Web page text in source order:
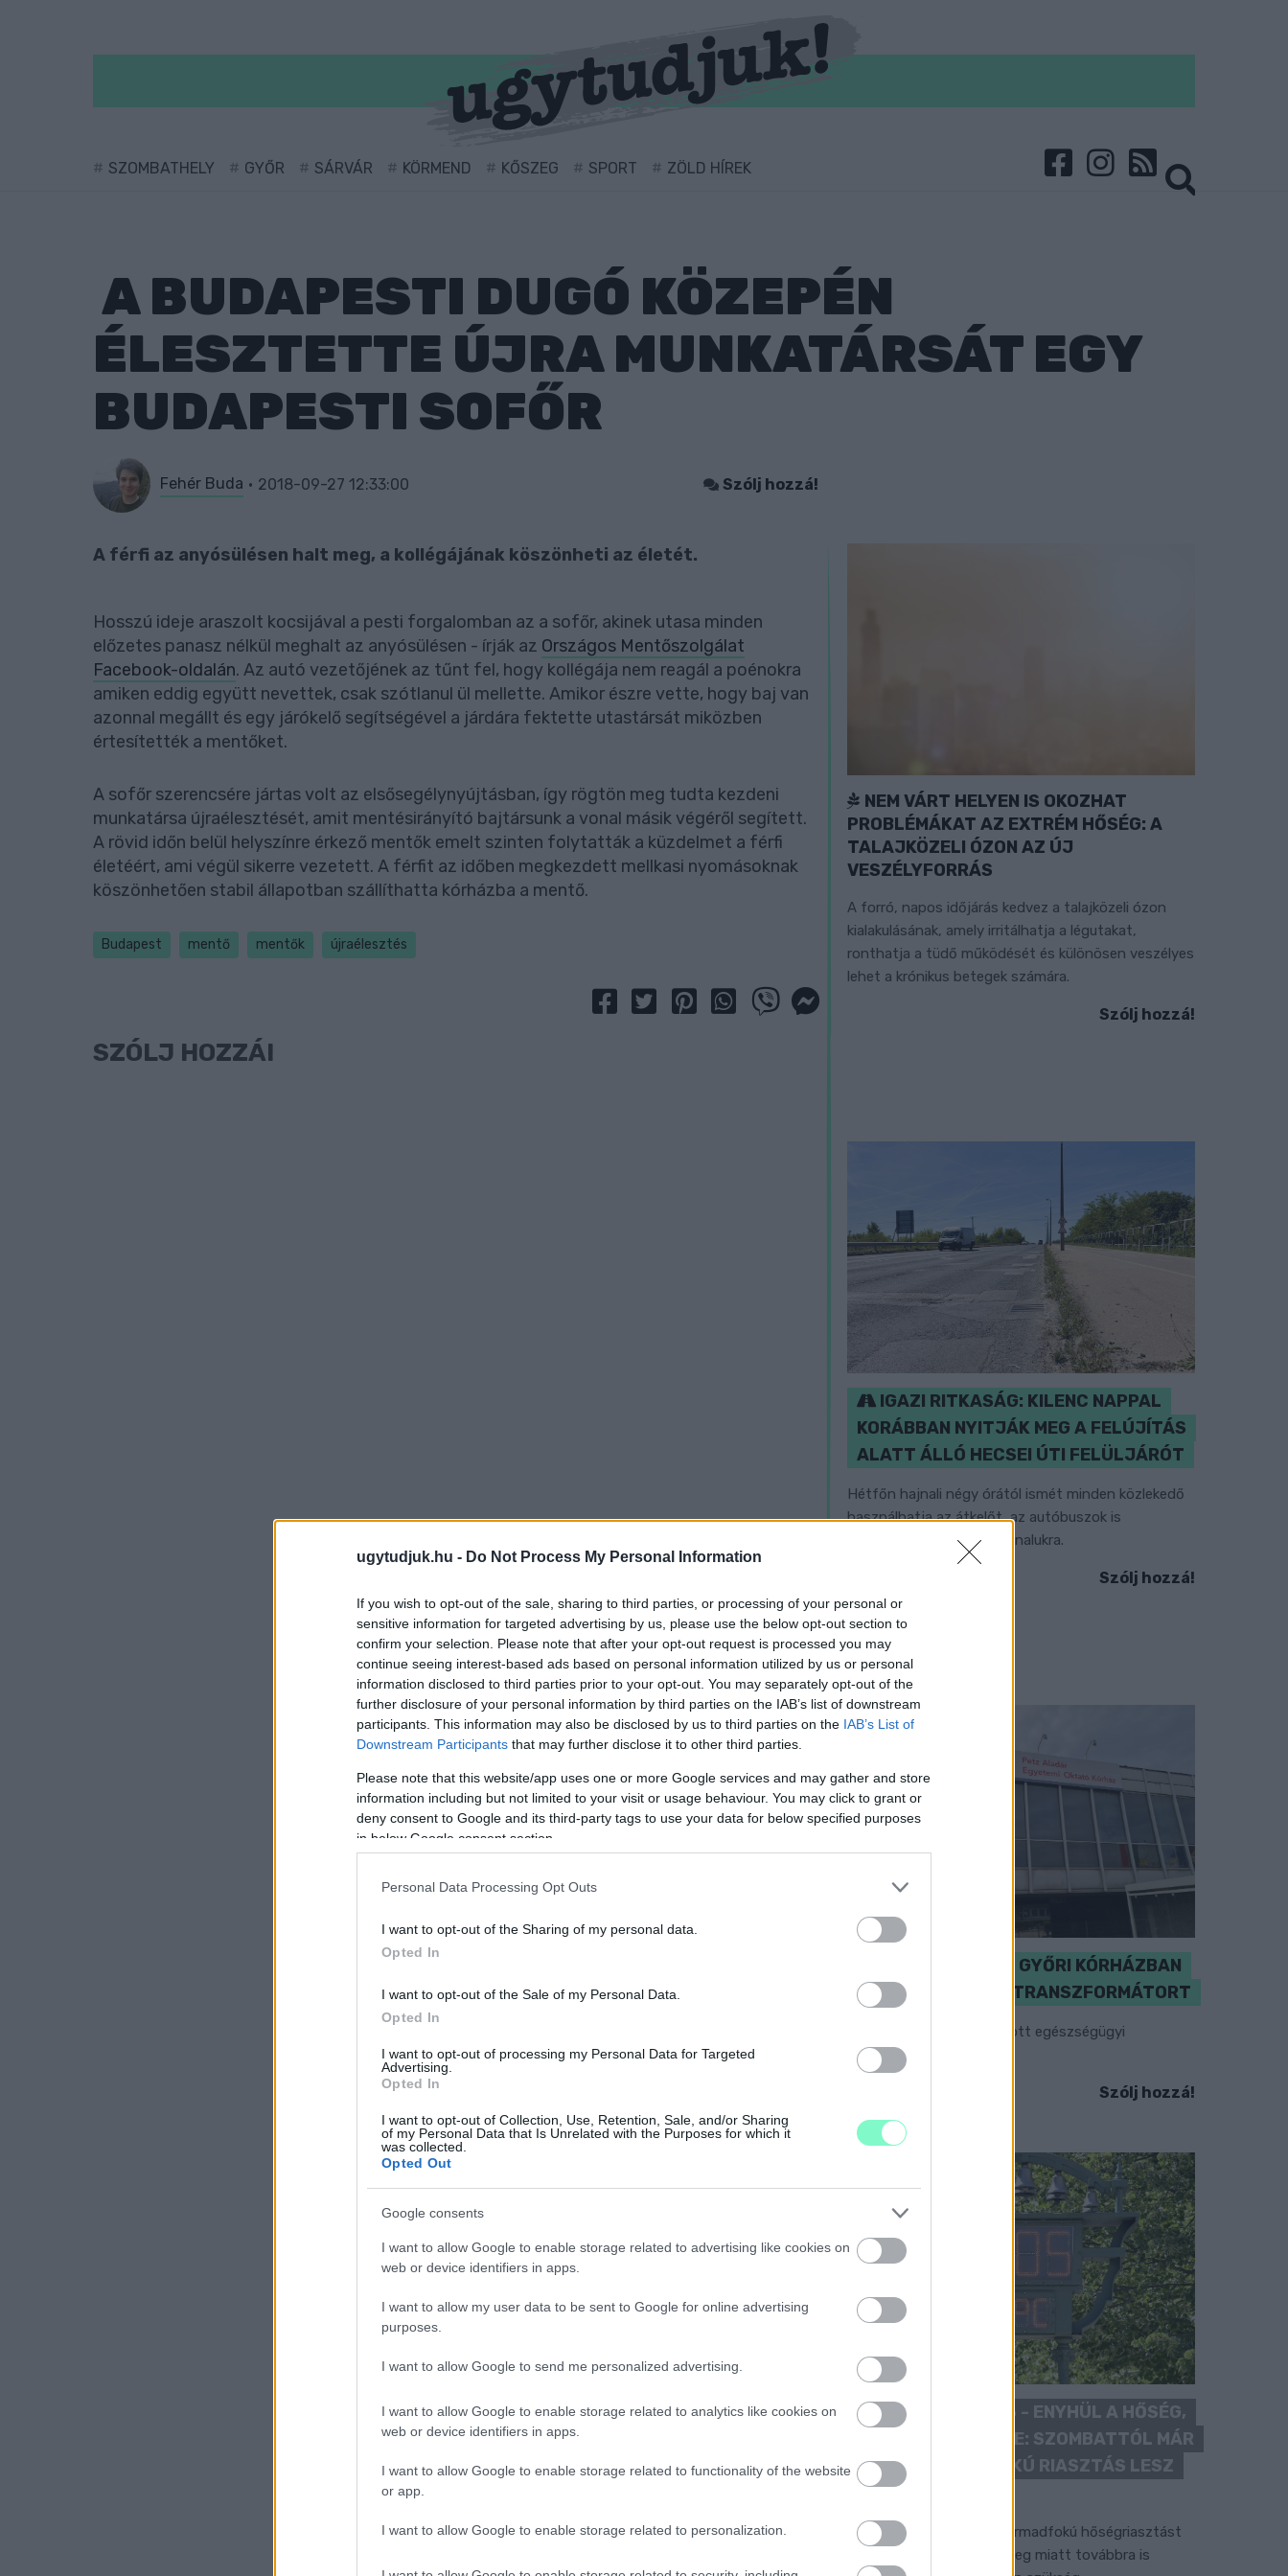
ugytudjuk.hu - Do Not Process My Personal Information
If you wish to opt-out of the sale, sharing to third parties, or processing of your personal or
sensitive information for targeted advertising by us, please use the below opt-out section to
confirm your selection. Please note that after your opt-out request is processed you may
continue seeing interest-based ads based on personal information utilized by us or personal
information disclosed to third parties prior to your opt-out. You may separately opt-out of the
further disclosure of your personal information by third parties on the IAB’s list of downstream
participants. This information may also be disclosed by us to third parties on the IAB’s List of
Downstream Participants that may further disclose it to other third parties.
Please note that this website/app uses one or more Google services and may gather and store
information including but not limited to your visit or usage behaviour. You may click to grant or
deny consent to Google and its third-party tags to use your data for below specified purposes
in below Google consent section.
Personal Data Processing Opt Outs
I want to opt-out of the Sharing of my personal data.
Opted In
I want to opt-out of the Sale of my Personal Data.
Opted In
I want to opt-out of processing my Personal Data for Targeted
Advertising.
Opted In
I want to opt-out of Collection, Use, Retention, Sale, and/or Sharing
of my Personal Data that Is Unrelated with the Purposes for which it
was collected.
Opted Out
Google consents
I want to allow Google to enable storage related to advertising like cookies on
web or device identifiers in apps.
I want to allow my user data to be sent to Google for online advertising
purposes.
I want to allow Google to send me personalized advertising.
I want to allow Google to enable storage related to analytics like cookies on
web or device identifiers in apps.
I want to allow Google to enable storage related to functionality of the website
or app.
I want to allow Google to enable storage related to personalization.
SZOMBATHELY GYŐR SÁRVÁR KÖRMEND KŐSZEG SPORT ZÖLD HÍREK
A BUDAPESTI DUGÓ KÖZEPÉN
ÉLESZTETTE ÚJRA MUNKATÁRSÁT EGY
BUDAPESTI SOFŐR
Fehér Buda 2018-09-27 12:33:00 Szólj hozzá!
A férfi az anyósülésen halt meg, a kollégájának köszönheti az életét.
Hosszú ideje araszolt kocsijával a pesti forgalomban az a sofőr, akinek utasa minden
előzetes panasz nélkül meghalt az anyósülésen - írják az Országos Mentőszolgálat
Facebook-oldalán. Az autó vezetőjének az tűnt fel, hogy kollégája nem reagál a poénokra
amiken eddig együtt nevettek, csak szótlanul ül mellette. Amikor észre vette, hogy baj van
azonnal megállt és egy járókelő segítségével a járdára fektette utastársát miközben
értesítették a mentőket.
A sofőr szerencsére jártas volt az elsősegélynyújtásban, így rögtön meg tudta kezdeni
munkatársa újraélesztését, amit mentésirányító bajtársunk a vonal másik végéről segített.
A rövid időn belül helyszínre érkező mentők emelt szinten folytatták a küzdelmet a férfi
életéért, ami végül sikerre vezetett. A férfit az időben megkezdett mellkasi nyomásoknak
köszönhetően stabil állapotban szállíthatta kórházba a mentő.
Budapest mentő mentők újraélesztés
SZÓLJ HOZZÁ!
NEM VÁRT HELYEN IS OKOZHAT
PROBLÉMÁKAT AZ EXTRÉM HŐSÉG: A
TALAJKÖZELI ÓZON AZ ÚJ
VESZÉLYFORRÁS
A forró, napos időjárás kedvez a talajközeli ózon
kialakulásának, amely irritálhatja a légutakat,
ronthatja a tüdő működését és különösen veszélyes
lehet a krónikus betegek számára.
Szólj hozzá!
IGAZI RITKASÁG: KILENC NAPPAL
KORÁBBAN NYITJÁK MEG A FELÚJÍTÁS
ALATT ÁLLÓ HECSEI ÚTI FELÜLJÁRÓT
Hétfőn hajnali négy órától ismét minden közlekedő
használhatja az átkelőt, az autóbuszok is
visszatérnek eredeti útvonalukra.
Szólj hozzá!
KICSERÉLTÉK A GYŐRI KÓRHÁZBAN
MEGHIBÁSODOTT TRANSZFORMÁTORT
Megkezdték az elhalasztott egészségügyi
ellátásokat.
Szólj hozzá!
KÁNIKULA 2026 - ENYHÜL A HŐSÉG,
DE MÉG NINCS VÉGE: SZOMBATTÓL MÁR
“CSAK” MÁSODFOKÚ RIASZTÁS LESZ
ÉRVÉNYBEN
A július vége óta tartó harmadfokú hőségriasztást
mérséklik, de a tartós meleg miatt továbbra is